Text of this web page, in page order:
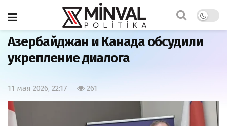
Главная Политика
Азербайджан и Канада обсудили
укрепление диалога
11 мая 2026, 22:17 261